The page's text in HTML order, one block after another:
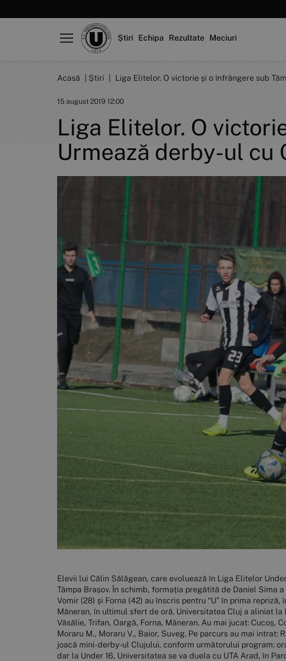
Știri Echipa Rezultate Meciuri
Acasă Știri Liga Elitelor. O victorie și o înfrângere sub
15 august 2019 12:00
Liga Elitelor. O
Urmează derby-ul cu
Elevii lui Călin Sălăgean, care evoluează în Liga Elitelor
Tâmpa Brașov. În schimb, formația pregătită de Daniel Sima
Vomir (28) și Forna (42) au înscris pentru “U” în prima
Mâneran, în ultimul sfert de oră. Universitatea Cluj a aliniat la
Văsălie, Trifan, Oargă, Forna, Mâneran. Au mai jucat: Cucoș,
Moraru M., Moraru V., Baior, Suveg. Pe parcurs au mai
joacă mini-derby-ul Clujului, conform următorului program: ora
dar la Under 16, Universitatea se va duela cu UTA Arad, în